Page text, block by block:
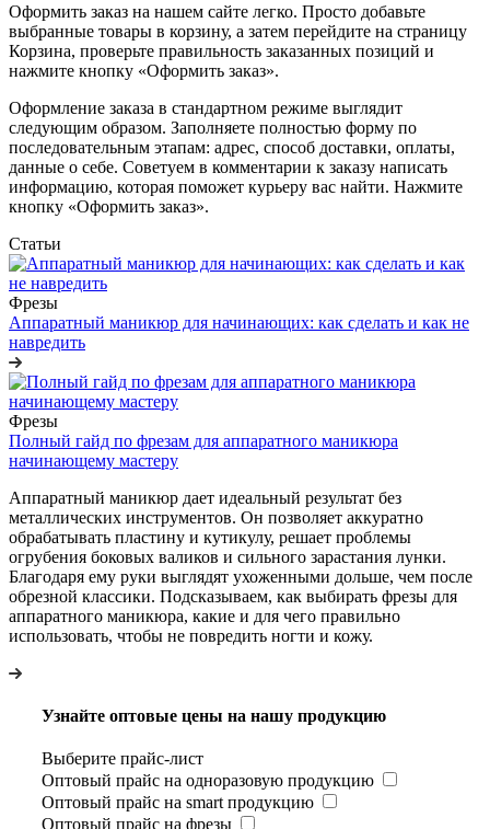
Оформить заказ на нашем сайте легко. Просто добавьте
выбранные товары в корзину, а затем перейдите на страницу
Корзина, проверьте правильность заказанных позиций и
нажмите кнопку «Оформить заказ».
Оформление заказа в стандартном режиме выглядит
следующим образом. Заполняете полностью форму по
последовательным этапам: адрес, способ доставки, оплаты,
данные о себе. Советуем в комментарии к заказу написать
информацию, которая поможет курьеру вас найти. Нажмите
кнопку «Оформить заказ».
Статьи
Фрезы
Аппаратный маникюр для начинающих: как сделать и как не
навредить
Фрезы
Полный гайд по фрезам для аппаратного маникюра
начинающему мастеру
Аппаратный маникюр дает идеальный результат без
металлических инструментов. Он позволяет аккуратно
обрабатывать пластину и кутикулу, решает проблемы
огрубения боковых валиков и сильного зарастания лунки.
Благодаря ему руки выглядят ухоженными дольше, чем после
обрезной классики. Подсказываем, как выбирать фрезы для
аппаратного маникюра, какие и для чего правильно
использовать, чтобы не повредить ногти и кожу.
Узнайте оптовые цены на нашу продукцию
Выберите прайс-лист
Оптовый прайс на одноразовую продукцию
Оптовый прайс на smart продукцию
Оптовый прайс на фрезы